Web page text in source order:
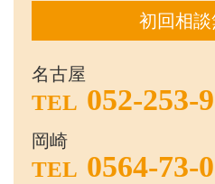
初回相談
名古屋
TEL 052-253-
岡崎
TEL 0564-73-